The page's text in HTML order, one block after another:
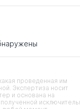
проведенная им
Экспертиза носит
и основана на